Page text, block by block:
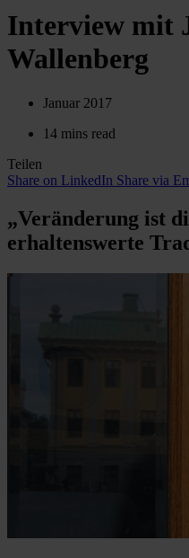
Interview mit
Wallenberg
Januar 2017
14 mins read
Teilen
Share on LinkedIn Share via
„Veränderung ist
erhaltenswerte